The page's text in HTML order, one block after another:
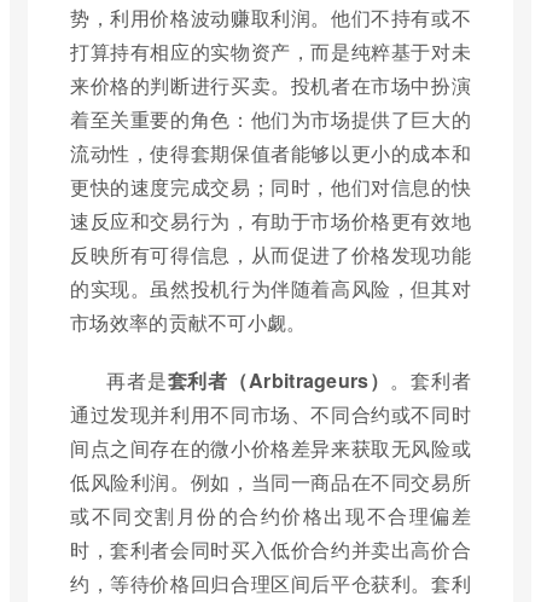
势，利用价格波动赚取利润。他们不持有或不
打算持有相应的实物资产，而是纯粹基于对未
来价格的判断进行买卖。投机者在市场中扮演
着至关重要的角色：他们为市场提供了巨大的
流动性，使得套期保值者能够以更小的成本和
更快的速度完成交易；同时，他们对信息的快
速反应和交易行为，有助于市场价格更有效地
反映所有可得信息，从而促进了价格发现功能
的实现。虽然投机行为伴随着高风险，但其对
市场效率的贡献不可小觑。
再者是套利者（Arbitrageurs） 。套利者
通过发现并利用不同市场、不同合约或不同时
间点之间存在的微小价格差异来获取无风险或
低风险利润。例如，当同一商品在不同交易所
或不同交割月份的合约价格出现不合理偏差
时，套利者会同时买入低价合约并卖出高价合
约，等待价格回归合理区间后平仓获利。套利